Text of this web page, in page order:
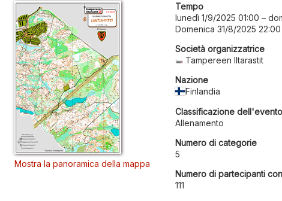
Mostra la panoramica della mappa
Tempo
lunedì 1/9/2025 01:00 –
Domenica 31/8/2025 22:00
Società organizzatrice
Tampereen Iltarastit
Nazione
Finlandia
Classificazione dell'evento
Allenamento
Numero di categorie
5
Numero di partecipanti
111